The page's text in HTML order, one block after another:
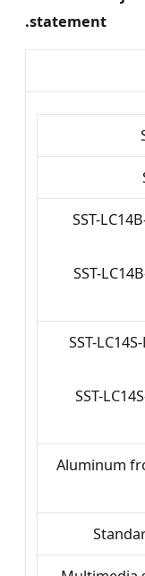
statement.
SST-
SST-
SST-
SST-
Aluminum